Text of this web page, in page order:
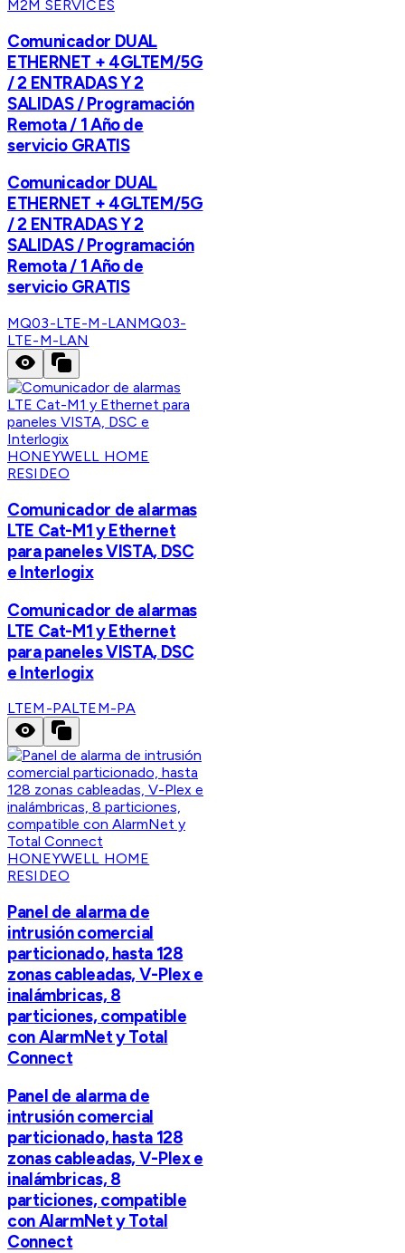
M2M SERVICES
Comunicador DUAL
ETHERNET + 4GLTEM/5G
/ 2 ENTRADAS Y 2
SALIDAS / Programación
Remota / 1 Año de
servicio GRATIS
Comunicador DUAL
ETHERNET + 4GLTEM/5G
/ 2 ENTRADAS Y 2
SALIDAS / Programación
Remota / 1 Año de
servicio GRATIS
MQ03-LTE-M-LANMQ03-
LTE-M-LAN
HONEYWELL HOME
RESIDEO
Comunicador de alarmas
LTE Cat-M1 y Ethernet
para paneles VISTA, DSC
e Interlogix
Comunicador de alarmas
LTE Cat-M1 y Ethernet
para paneles VISTA, DSC
e Interlogix
LTEM-PALTEM-PA
HONEYWELL HOME
RESIDEO
Panel de alarma de
intrusión comercial
particionado, hasta 128
zonas cableadas, V-Plex e
inalámbricas, 8
particiones, compatible
con AlarmNet y Total
Connect
Panel de alarma de
intrusión comercial
particionado, hasta 128
zonas cableadas, V-Plex e
inalámbricas, 8
particiones, compatible
con AlarmNet y Total
Connect